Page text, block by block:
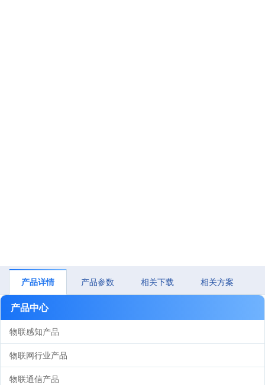
产品详情 产品参数 相关下载 相关方案
产品中心
物联感知产品
物联网行业产品
物联通信产品